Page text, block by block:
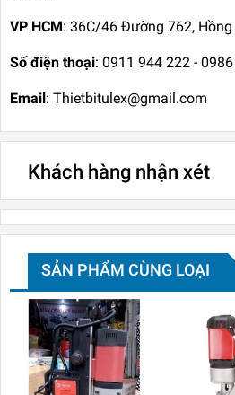
VP HCM: 36C/46 Đường 762, Hồng
Số điện thoại: 0911 944 222 -
Email: Thietbitulex@gmail.com
Khách hàng nhận xét
SẢN PHẨM CÙNG LOẠI